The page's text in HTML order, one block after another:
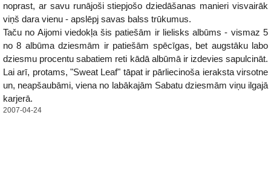
noprast, ar savu runājoši stiepjošo dziedāšanas manieri visvairāk
viņš dara vienu - apslēpj savas balss trūkumus.
Taču no Aijomi viedokļa šis patiešām ir lielisks albūms - vismaz 5
no 8 albūma dziesmām ir patiešām spēcīgas, bet augstāku labo
dziesmu procentu sabatiem reti kādā albūmā ir izdevies sapulcināt.
Lai arī, protams, "Sweat Leaf" tāpat ir pārliecinoša ieraksta virsotne
un, neapšaubāmi, viena no labākajām Sabatu dziesmām viņu ilgajā
karjerā.
2007-04-24